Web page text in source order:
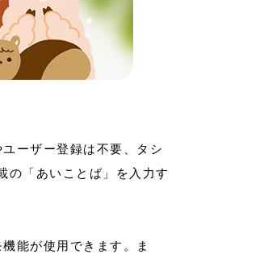
ーザー登録は不要、タシ
の「あいことば」を入力す
能が使用できます。ま